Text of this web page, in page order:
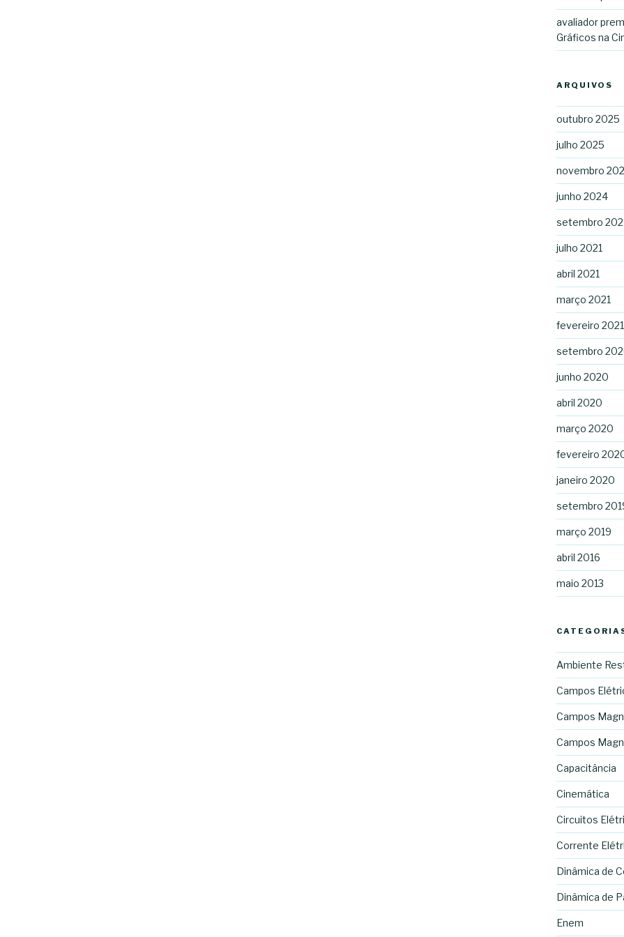
avaliador
Gráficos na
ARQUIVOS
outubro 2025
julho 2025
novembro
junho 2024
setembro
julho 2021
abril 2021
março 2021
fevereiro 2021
setembro
junho 2020
abril 2020
março 2020
fevereiro
janeiro 2020
setembro
março 2019
abril 2016
maio 2013
Ambiente
Campos
Campos
Campos
Capacitância
Cinemática
Circuitos
Corrente
Dinâmica de
Dinâmica de
Enem